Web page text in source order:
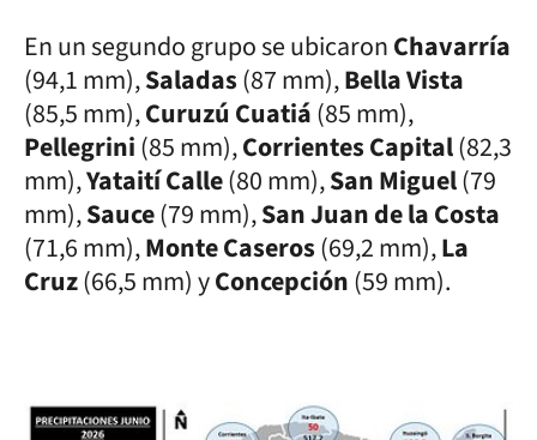
En un segundo grupo se ubicaronChavarría
(94,1 mm),Saladas(87 mm),Bella Vista
(85,5 mm),Curuzú Cuatiá(85 mm),
Pellegrini(85 mm),Corrientes Capital(82,3
mm),Yataití Calle(80 mm),San Miguel(79
mm),Sauce(79 mm),San Juan de la Costa
(71,6 mm),Monte Caseros(69,2 mm),La
Cruz(66,5 mm) yConcepción(59 mm).